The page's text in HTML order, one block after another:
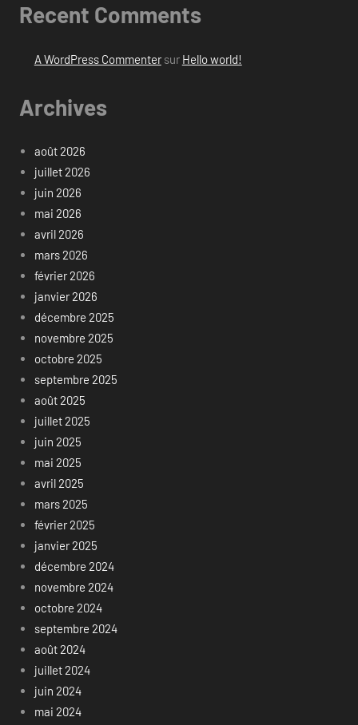
Recent Comments
A WordPress Commentersur Hello world!
Archives
août 2026
juillet 2026
juin 2026
mai 2026
avril 2026
mars 2026
février 2026
janvier 2026
décembre 2025
novembre 2025
octobre 2025
septembre 2025
août 2025
juillet 2025
juin 2025
mai 2025
avril 2025
mars 2025
février 2025
janvier 2025
décembre 2024
novembre 2024
octobre 2024
septembre 2024
août 2024
juillet 2024
juin 2024
mai 2024